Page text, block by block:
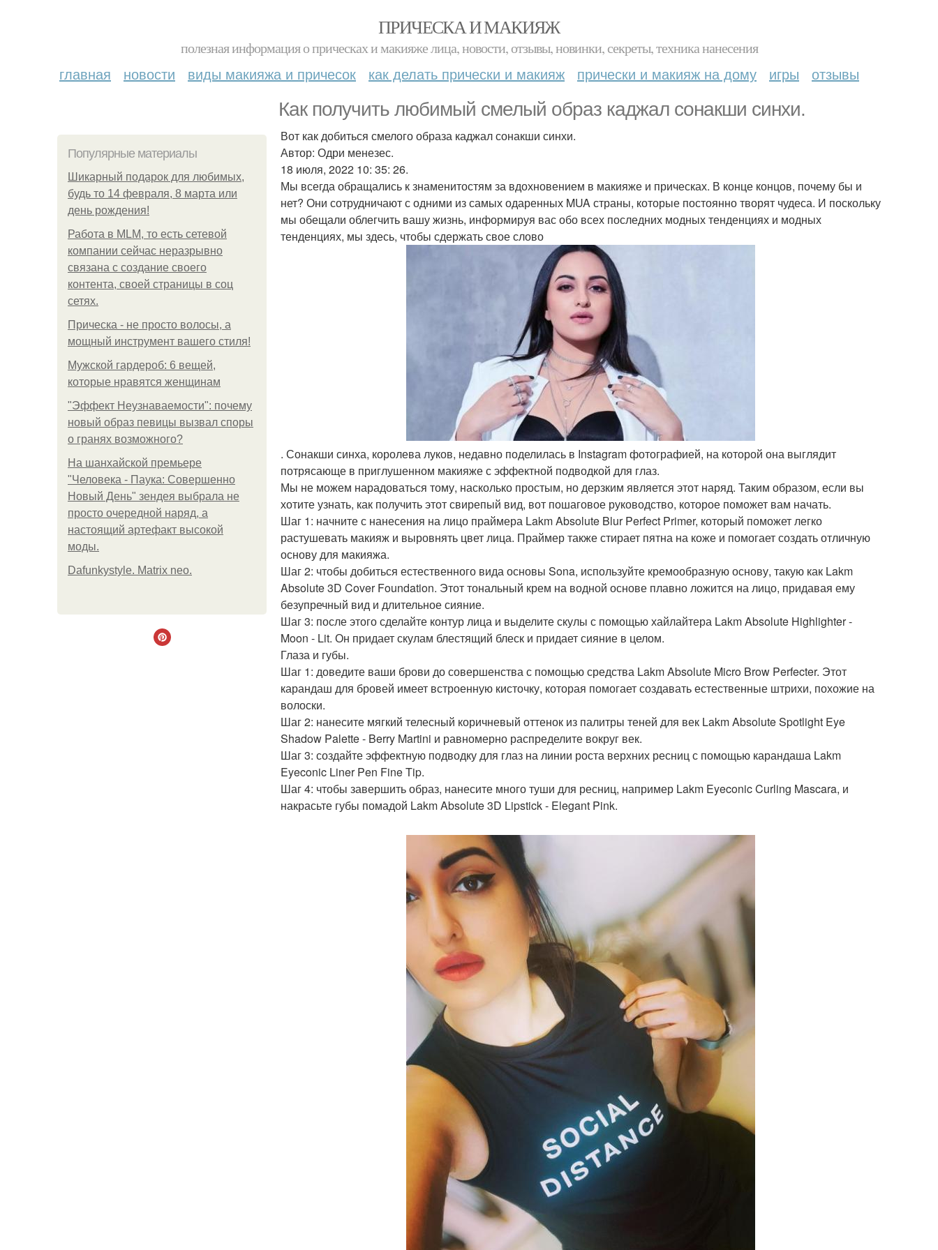
ПРИЧЕСКА И МАКИЯЖ
полезная информация о прическах и макияже лица, новости, отзывы, новинки, секреты, техника нанесения
главная новости виды макияжа и причесок как делать прически и макияж прически и макияж на дому игры отзывы
Как получить любимый смелый образ каджал сонакши синхи.
Популярные материалы
Шикарный подарок для любимых,
будь то 14 февраля, 8 марта или
день рождения!
Работа в MLM, то есть сетевой
компании сейчас неразрывно
связана с создание своего
контента, своей страницы в соц
сетях.
Прическа - не просто волосы, а
мощный инструмент вашего стиля!
Мужской гардероб: 6 вещей,
которые нравятся женщинам
"Эффект Неузнаваемости": почему
новый образ певицы вызвал споры
о гранях возможного?
На шанхайской премьере
"Человека - Паука: Совершенно
Новый День" зендея выбрала не
просто очередной наряд, а
настоящий артефакт высокой
моды.
Dafunkystyle. Matrix neo.
Вот как добиться смелого образа каджал сонакши синхи.
Автор: Одри менезес.
18 июля, 2022 10: 35: 26.
Мы всегда обращались к знаменитостям за вдохновением в макияже и прическах. В конце концов, почему бы и
нет? Они сотрудничают с одними из самых одаренных MUA страны, которые постоянно творят чудеса. И поскольку
мы обещали облегчить вашу жизнь, информируя вас обо всех последних модных тенденциях и модных
тенденциях, мы здесь, чтобы сдержать свое слово
. Сонакши синха, королева луков, недавно поделилась в Instagram фотографией, на которой она выглядит
потрясающе в приглушенном макияже с эффектной подводкой для глаз.
Мы не можем нарадоваться тому, насколько простым, но дерзким является этот наряд. Таким образом, если вы
хотите узнать, как получить этот свирепый вид, вот пошаговое руководство, которое поможет вам начать.
Шаг 1: начните с нанесения на лицо праймера Lakm Absolute Blur Perfect Primer, который поможет легко
растушевать макияж и выровнять цвет лица. Праймер также стирает пятна на коже и помогает создать отличную
основу для макияжа.
Шаг 2: чтобы добиться естественного вида основы Sona, используйте кремообразную основу, такую как Lakm
Absolute 3D Cover Foundation. Этот тональный крем на водной основе плавно ложится на лицо, придавая ему
безупречный вид и длительное сияние.
Шаг 3: после этого сделайте контур лица и выделите скулы с помощью хайлайтера Lakm Absolute Highlighter -
Moon - Lit. Он придает скулам блестящий блеск и придает сияние в целом.
Глаза и губы.
Шаг 1: доведите ваши брови до совершенства с помощью средства Lakm Absolute Micro Brow Perfecter. Этот
карандаш для бровей имеет встроенную кисточку, которая помогает создавать естественные штрихи, похожие на
волоски.
Шаг 2: нанесите мягкий телесный коричневый оттенок из палитры теней для век Lakm Absolute Spotlight Eye
Shadow Palette - Berry Martini и равномерно распределите вокруг век.
Шаг 3: создайте эффектную подводку для глаз на линии роста верхних ресниц с помощью карандаша Lakm
Eyeconic Liner Pen Fine Tip.
Шаг 4: чтобы завершить образ, нанесите много туши для ресниц, например Lakm Eyeconic Curling Mascara, и
накрасьте губы помадой Lakm Absolute 3D Lipstick - Elegant Pink.